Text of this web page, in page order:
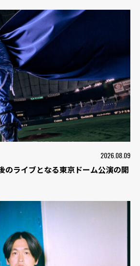
2026.08.09
のライブとなる東京ドーム公演の開